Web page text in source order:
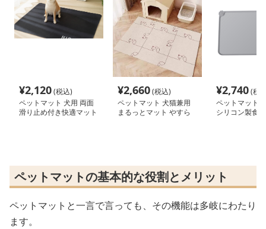
¥2,120(税込)
ペットマット 犬用 両面
滑り止め付き快適マット
¥2,660(税込)
ペットマット 犬猫兼用
まるっとマット やすら
¥2,740(税
ペットマット
シリコン製食
ペットマットの基本的な役割とメリット
ペットマットと一言で言っても、その機能は多岐にわたり
ます。